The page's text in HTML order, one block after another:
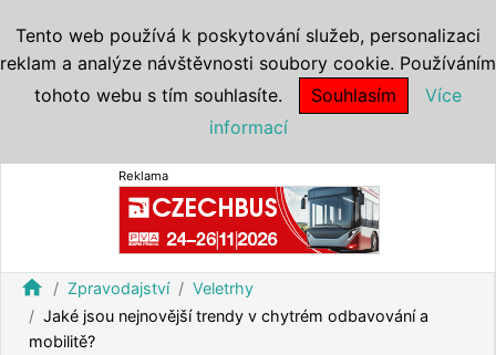
Reklama
home Zpravodajství
Veletrhy
Jaké jsou nejnovější trendy v chytrém odbavování a
mobilitě?
Tento web používá k poskytování služeb, personalizaci
reklam a analýze návštěvnosti soubory cookie. Používáním
tohoto webu s tím souhlasíte.
Souhlasím
Více
informací